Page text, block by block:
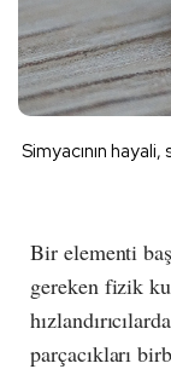
Simyacının
Bir elementi
gereken fizik
parçacıkları